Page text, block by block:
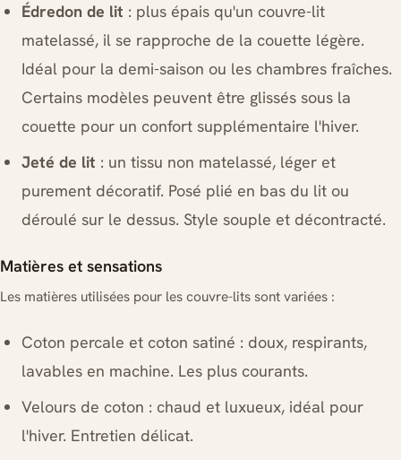
Édredon de lit : plus épais qu'un couvre-lit
matelassé, il se rapproche de la couette légère.
Idéal pour la demi-saison ou les chambres fraîches.
Certains modèles peuvent être glissés sous la
couette pour un confort supplémentaire l'hiver.
Jeté de lit : un tissu non matelassé, léger et
purement décoratif. Posé plié en bas du lit ou
déroulé sur le dessus. Style souple et décontracté.
Matières et sensations
Les matières utilisées pour les couvre-lits sont variées :
Coton percale et coton satiné : doux, respirants,
lavables en machine. Les plus courants.
Velours de coton : chaud et luxueux, idéal pour
l'hiver. Entretien délicat.